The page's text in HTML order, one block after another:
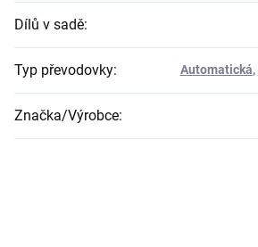
Dílů v sadě:
Typ převodovky: Automatická,
Značka/Výrobce: